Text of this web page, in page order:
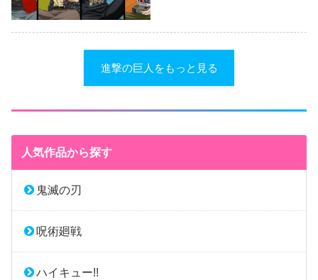
進撃の巨人をもっと見る
人気作品から探す
鬼滅の刃
呪術廻戦
ハイキュー!!